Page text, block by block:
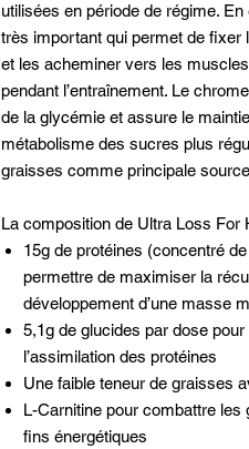
utilisées en période de régime.
très important qui permet de fixer
et les acheminer vers les
pendant l’entraînement. Le
de la glycémie et assure le
métabolisme des sucres plus
graisses comme principale
La composition de Ultra Loss For
15g de protéines (concentré
permettre de maximiser la
développement d’une masse
5,1g de glucides par dose
l’assimilation des protéines
Une faible teneur de graisses
L-Carnitine pour combattre
fins énergétiques